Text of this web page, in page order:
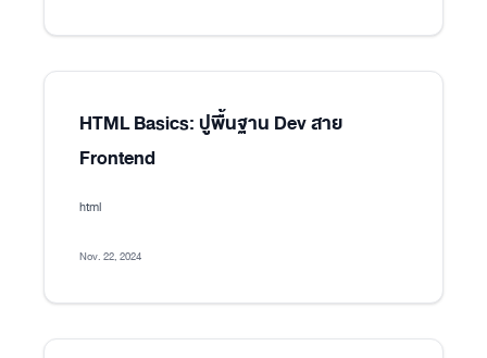
HTML Basics: ปูพื้นฐาน Dev สาย
Frontend
html
Nov. 22, 2024